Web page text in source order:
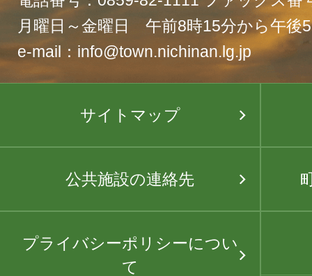
月曜日～金曜日 午前8時15分から午後
e-mail：info@town.nichinan.lg.jp
サイトマップ
公共施設の連絡先
プライバシーポリシーについ
て